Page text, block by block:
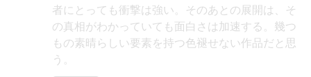
者にとっても衝撃は強い。そのあとの展開は、そ
の真相がわかっていても面白さは加速する。幾つ
もの素晴らしい要素を持つ色褪せない作品だと思
う。